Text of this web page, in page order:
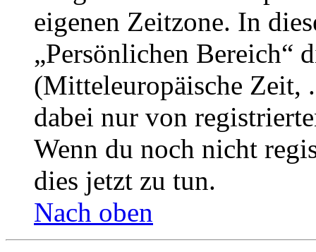
eigenen Zeitzone. In
„Persönlichen Bereich“
(Mitteleuropäische Zeit,
dabei nur von
Wenn du noch nicht
dies jetzt zu tun.
Nach oben